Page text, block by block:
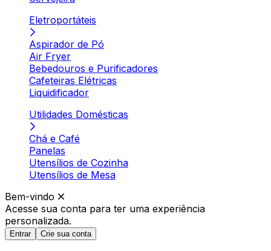
Eletroportáteis
Aspirador de Pó
Air Fryer
Bebedouros e Purificadores
Cafeteiras Elétricas
Liquidificador
Utilidades Domésticas
Chá e Café
Panelas
Utensílios de Cozinha
Utensílios de Mesa
Bem-vindo
Acesse sua conta para ter uma experiência
personalizada.
Entrar Crie sua conta